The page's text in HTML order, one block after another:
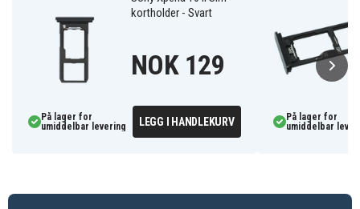
kortholder - Svart
NOK 129
På lager for
umiddelbar levering
LEGG I HANDLEKURV
På lager for
umiddelbar